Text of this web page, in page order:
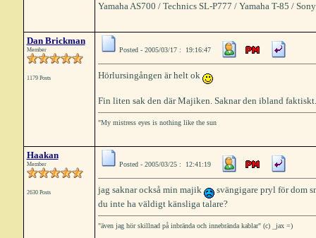
Yamaha AS700 / Technics SL-P777 / Yamaha T-85 /
Dan Brickman
Member
1179 Posts
Posted - 2005/03/17 : 19:16:47
Hörlursingången är helt ok
Fin liten sak den där Majiken. Saknar den ibland faktiskt.
"My mistress eyes is nothing like the sun
Haakan
Member
2630 Posts
Posted - 2005/03/25 : 12:41:19
jag saknar också min majik
svängigare pryl för dom
du inte ha väldigt känsliga talare?
"även jag hör skillnad på inbrända och innebrända kablar" (c) _jax =)